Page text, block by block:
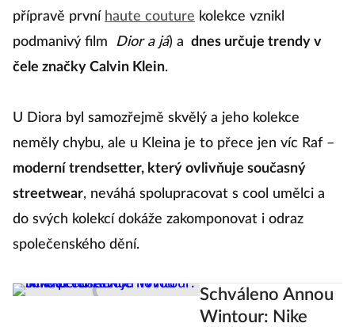
přípravě první haute couture kolekce vznikl
podmanivý film
Dior a já) a dnes určuje trendy v
čele značky Calvin Klein.
U Diora byl samozřejmě skvělý a jeho kolekce
neměly chybu, ale u Kleina je to přece jen víc Raf –
moderní trendsetter, který ovlivňuje současný
streetwear, neváhá spolupracovat s cool umělci a
do svých kolekcí dokáže zakomponovat i odraz
společenského dění.
Schváleno Annou
Wintour: Nike